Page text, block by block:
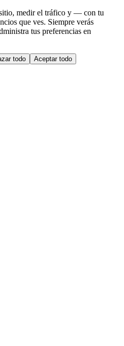
medir el tráfico y — con tu
que ves. Siempre verás
tus preferencias en
todo Aceptar todo